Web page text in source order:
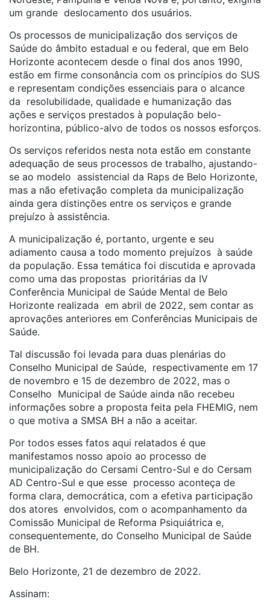
um grande deslocamento dos usuários.
Os processos de municipalização dos serviços de
Saúde do âmbito estadual e ou federal, que em Belo
Horizonte acontecem desde o final dos anos 1990,
estão em firme consonância com os princípios do SUS
e representam condições essenciais para o alcance
da resolubilidade, qualidade e humanização das
ações e serviços prestados à população belo-
horizontina, público-alvo de todos os nossos esforços.
Os serviços referidos nesta nota estão em constante
adequação de seus processos de trabalho, ajustando-
se ao modelo assistencial da Raps de Belo Horizonte,
mas a não efetivação completa da municipalização
ainda gera distinções entre os serviços e grande
prejuízo à assistência.
A municipalização é, portanto, urgente e seu
adiamento causa a todo momento prejuízos à saúde
da população. Essa temática foi discutida e aprovada
como uma das propostas prioritárias da IV
Conferência Municipal de Saúde Mental de Belo
Horizonte realizada em abril de 2022, sem contar as
aprovações anteriores em Conferências Municipais de
Saúde.
Tal discussão foi levada para duas plenárias do
Conselho Municipal de Saúde, respectivamente em 17
de novembro e 15 de dezembro de 2022, mas o
Conselho Municipal de Saúde ainda não recebeu
informações sobre a proposta feita pela FHEMIG, nem
o que motiva a SMSA BH a não a aceitar.
Por todos esses fatos aqui relatados é que
manifestamos nosso apoio ao processo de
municipalização do Cersami Centro-Sul e do Cersam
AD Centro-Sul e que esse processo aconteça de
forma clara, democrática, com a efetiva participação
dos atores envolvidos, com o acompanhamento da
Comissão Municipal de Reforma Psiquiátrica e,
consequentemente, do Conselho Municipal de Saúde
de BH.
Belo Horizonte, 21 de dezembro de 2022.
Assinam: